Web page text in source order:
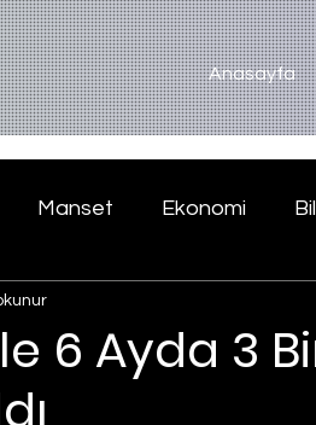
Anasayfa
Manset Ekonomi
6 Ayda 3